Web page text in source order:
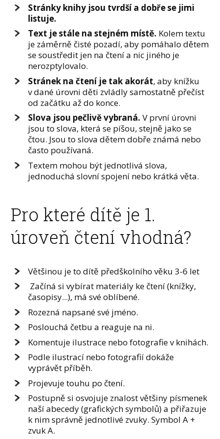
Stránky knihy jsou tvrdší a dobře se jimi
listuje.
Text je stále na stejném místě. Kolem textu
je záměrně čisté pozadí, aby pomáhalo dětem
se soustředit jen na čtení a nic jiného je
nerozptylovalo.
Stránek na čtení je tak akorát, aby knížku
v dané úrovni děti zvládly samostatně přečíst
od začátku až do konce.
Slova jsou pečlivě vybraná. V první úrovni
jsou to slova, která se píšou, stejně jako se
čtou. Jsou to slova dětem dobře známá nebo
často používaná.
Textem mohou být jednotlivá slova,
jednoduchá slovní spojení nebo krátká věta.
Pro které dítě je 1.
úroveň čtení vhodná?
Většinou je to dítě předškolního věku 3-6 let
Začíná si vybírat materiály ke čtení (knížky,
časopisy...), má své oblíbené.
Rozezná napsané své jméno.
Poslouchá četbu a reaguje na ni.
Komentuje ilustrace nebo fotografie v knihách.
Podle ilustrací nebo fotografií dokáže
vyprávět příběh.
Projevuje touhu po čtení.
Postupně si osvojuje znalost většiny písmenek
naší abecedy (grafických symbolů) a přiřazuje
k nim správně jednotlivé zvuky. Symbol A +
zvuk A.